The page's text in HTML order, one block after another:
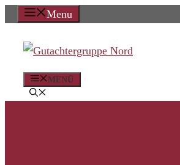
Zum
springen
Menu
MENÜ